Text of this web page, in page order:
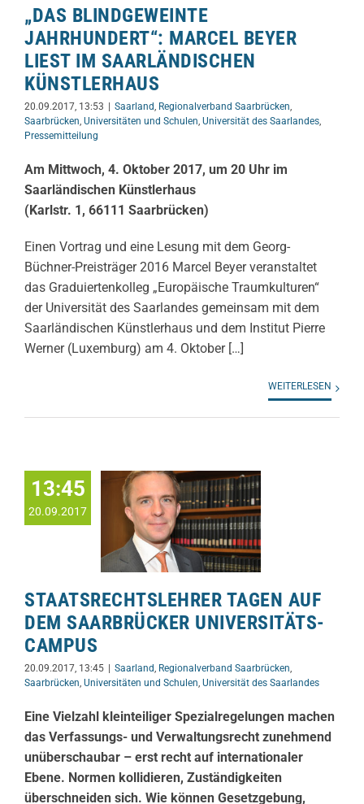
„DAS BLINDGEWEINTE
JAHRHUNDERT“: MARCEL BEYER
LIEST IM SAARLÄNDISCHEN
KÜNSTLERHAUS
20.09.2017, 13:53 Saarland, Regionalverband Saarbrücken,
Saarbrücken, Universitäten und Schulen, Universität des Saarlandes,
Pressemitteilung
Am Mittwoch, 4. Oktober 2017, um 20 Uhr im
Saarländischen Künstlerhaus
(Karlstr. 1, 66111 Saarbrücken)
Einen Vortrag und eine Lesung mit dem Georg-
Büchner-Preisträger 2016 Marcel Beyer veranstaltet
das Graduiertenkolleg „Europäische Traumkulturen“
der Universität des Saarlandes gemeinsam mit dem
Saarländischen Künstlerhaus und dem Institut Pierre
Werner (Luxemburg) am 4. Oktober […]
WEITERLESEN
13:45
20.09.2017
STAATSRECHTSLEHRER TAGEN AUF
DEM SAARBRÜCKER UNIVERSITÄTS-
CAMPUS
20.09.2017, 13:45 | Saarland Regionalverband Saarbrücken
Saarbrücken Universitäten und Schulen Universität des Saarlandes
Eine Vielzahl kleinteiliger Spezialregelungen machen
das Verfassungs- und Verwaltungsrecht zunehmend
unüberschaubar – erst recht auf internationaler
Ebene. Normen kollidieren, Zuständigkeiten
überschneiden sich. Wie können Gesetzgebung,